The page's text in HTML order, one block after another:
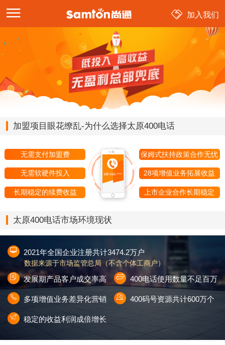
加入我们
加盟项目眼花缭乱-为什么选择太原400电话
无需支付加盟费
无需软硬件投入
长期稳定的续费收益
保姆式扶持政策合作无忧
28项增值业务拓展收益
上市企业合作长期稳定
太原400电话市场环境现状
2021年全国企业注册共计3474.2万户
数据来源于市场监管总局（不含个体工商户）
发展期产品客户成交率高 400电话使用数量不足百万
多项增值业务差异化营销 400码号资源共计600万个
稳定的收益利润成倍增长